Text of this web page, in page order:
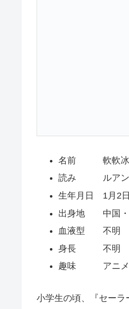
名前 軟軟冰（
読み ルアン
生年月日 1月2日
出身地 中国・
血液型 不明
身長 不明
趣味 アニメ
小学生の頃、『セーラ